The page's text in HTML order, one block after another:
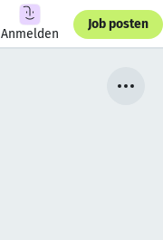
Anmelden
Job posten